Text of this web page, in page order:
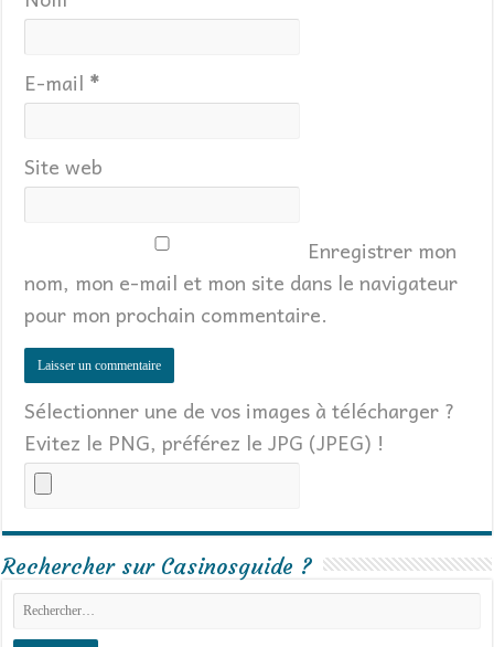
E-mail *
Site web
Enregistrer mon
nom, mon e-mail et mon site dans le navigateur
pour mon prochain commentaire.
Sélectionner une de vos images à télécharger ?
Evitez le PNG, préférez le JPG (JPEG) !
Rechercher sur Casinosguide ?